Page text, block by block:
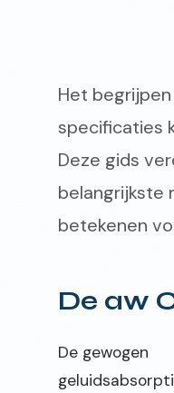
Het
specificaties
Deze gids
belangrijkste
betekenen
De αw
De gewogen